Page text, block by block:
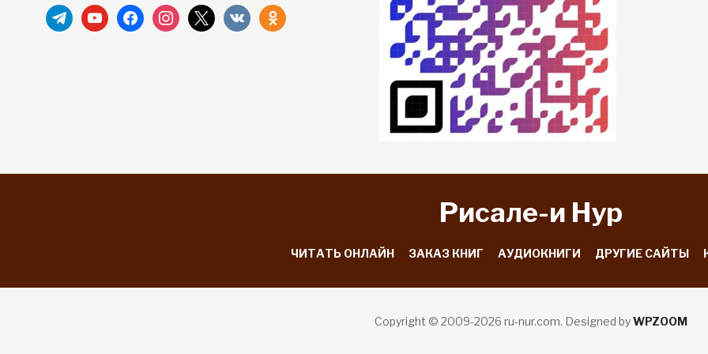
telegramyoutubefacebookinstagram
x vkontakteodnoklassniki
Рисале-и Hyp
ЧИТАТЬ ОНЛАЙН ЗАКАЗ КНИГ АУДИОКНИГИ ДРУГИЕ САЙТЫ
Copyright © 2009-2026 ru-nur.com. Designed byWPZOOM